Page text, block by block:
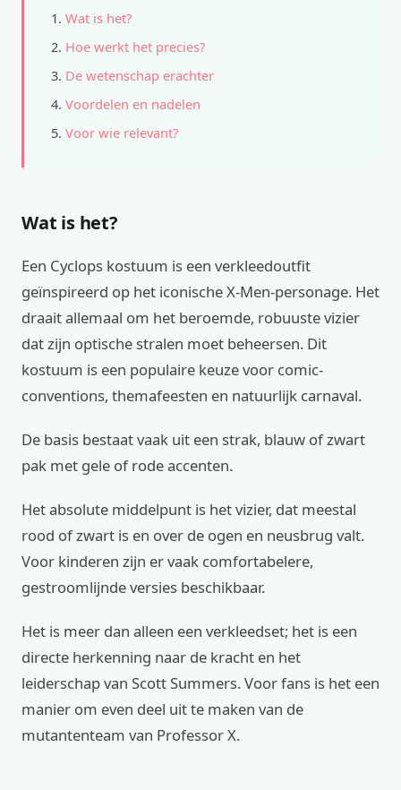
Wat is het?
Hoe werkt het precies?
De wetenschap erachter
Voordelen en nadelen
Voor wie relevant?
Wat is het?
Een Cyclops kostuum is een verkleedoutfit
geïnspireerd op het iconische X-Men-personage. Het
draait allemaal om het beroemde, robuuste vizier
dat zijn optische stralen moet beheersen. Dit
kostuum is een populaire keuze voor comic-
conventions, themafeesten en natuurlijk carnaval.
De basis bestaat vaak uit een strak, blauw of zwart
pak met gele of rode accenten.
Het absolute middelpunt is het vizier, dat meestal
rood of zwart is en over de ogen en neusbrug valt.
Voor kinderen zijn er vaak comfortabelere,
gestroomlijnde versies beschikbaar.
Het is meer dan alleen een verkleedset; het is een
directe herkenning naar de kracht en het
leiderschap van Scott Summers. Voor fans is het een
manier om even deel uit te maken van de
mutantenteam van Professor X.